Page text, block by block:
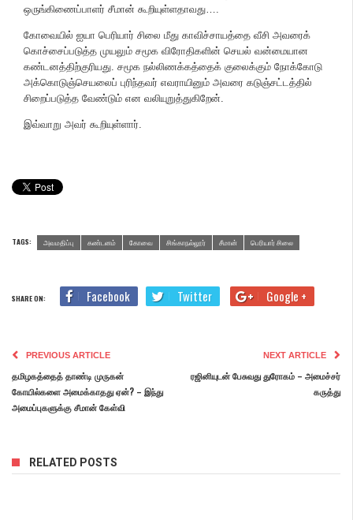
ஒருங்கிணைப்பாளர் சீமான் கூறியுள்ளதாவது….
கோவையில் ஐயா பெரியார் சிலை மீது காவிச்சாயத்தை வீசி அவரைக்
கொச்சைப்படுத்த முயலும் சமூக விரோதிகளின் செயல் வன்மையான
கண்டனத்திற்குரியது. சமூக நல்லிணக்கத்தைக் குலைக்கும் நோக்கோடு
அக்கொடுஞ்செயலைப் புரிந்தவர் எவராயினும் அவரை கடுஞ்சட்டத்தில்
சிறைப்படுத்த வேண்டும் என வலியுறுத்துகிறேன்.
இவ்வாறு அவர் கூறியுள்ளார்.
TAGS: அவமதிப்பு கண்டனம் கோவை சிங்காநல்லூர் சீமான் பெரியார் சிலை
SHARE ON: Facebook Twitter Google +
PREVIOUS ARTICLE
தமிழகத்தைத் தாண்டி முருகன்
கோயில்களை அமைக்காதது ஏன்? – இந்து
அமைப்புகளுக்கு சீமான் கேள்வி
NEXT ARTICLE
ரஜினியுடன் பேசுவது துரோகம் – அமைச்சர்
கருத்து
RELATED POSTS